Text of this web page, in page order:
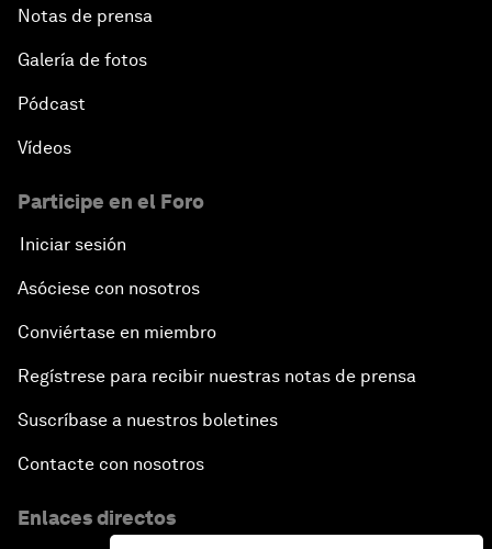
Notas de prensa
Galería de fotos
Pódcast
Vídeos
Participe en el Foro
Iniciar sesión
Asóciese con nosotros
Conviértase en miembro
Regístrese para recibir nuestras notas de prensa
Suscríbase a nuestros boletines
Contacte con nosotros
Enlaces directos